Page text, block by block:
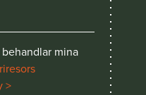
mina
>